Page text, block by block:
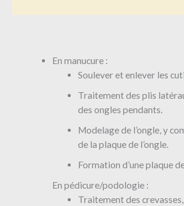
En manucure :
Soulever et enlever les
Traitement des plis
des ongles pendants.
Modelage de l’ongle, y
de la plaque de l’ongle.
Formation d’une plaque
En pédicure/podologie :
Traitement des